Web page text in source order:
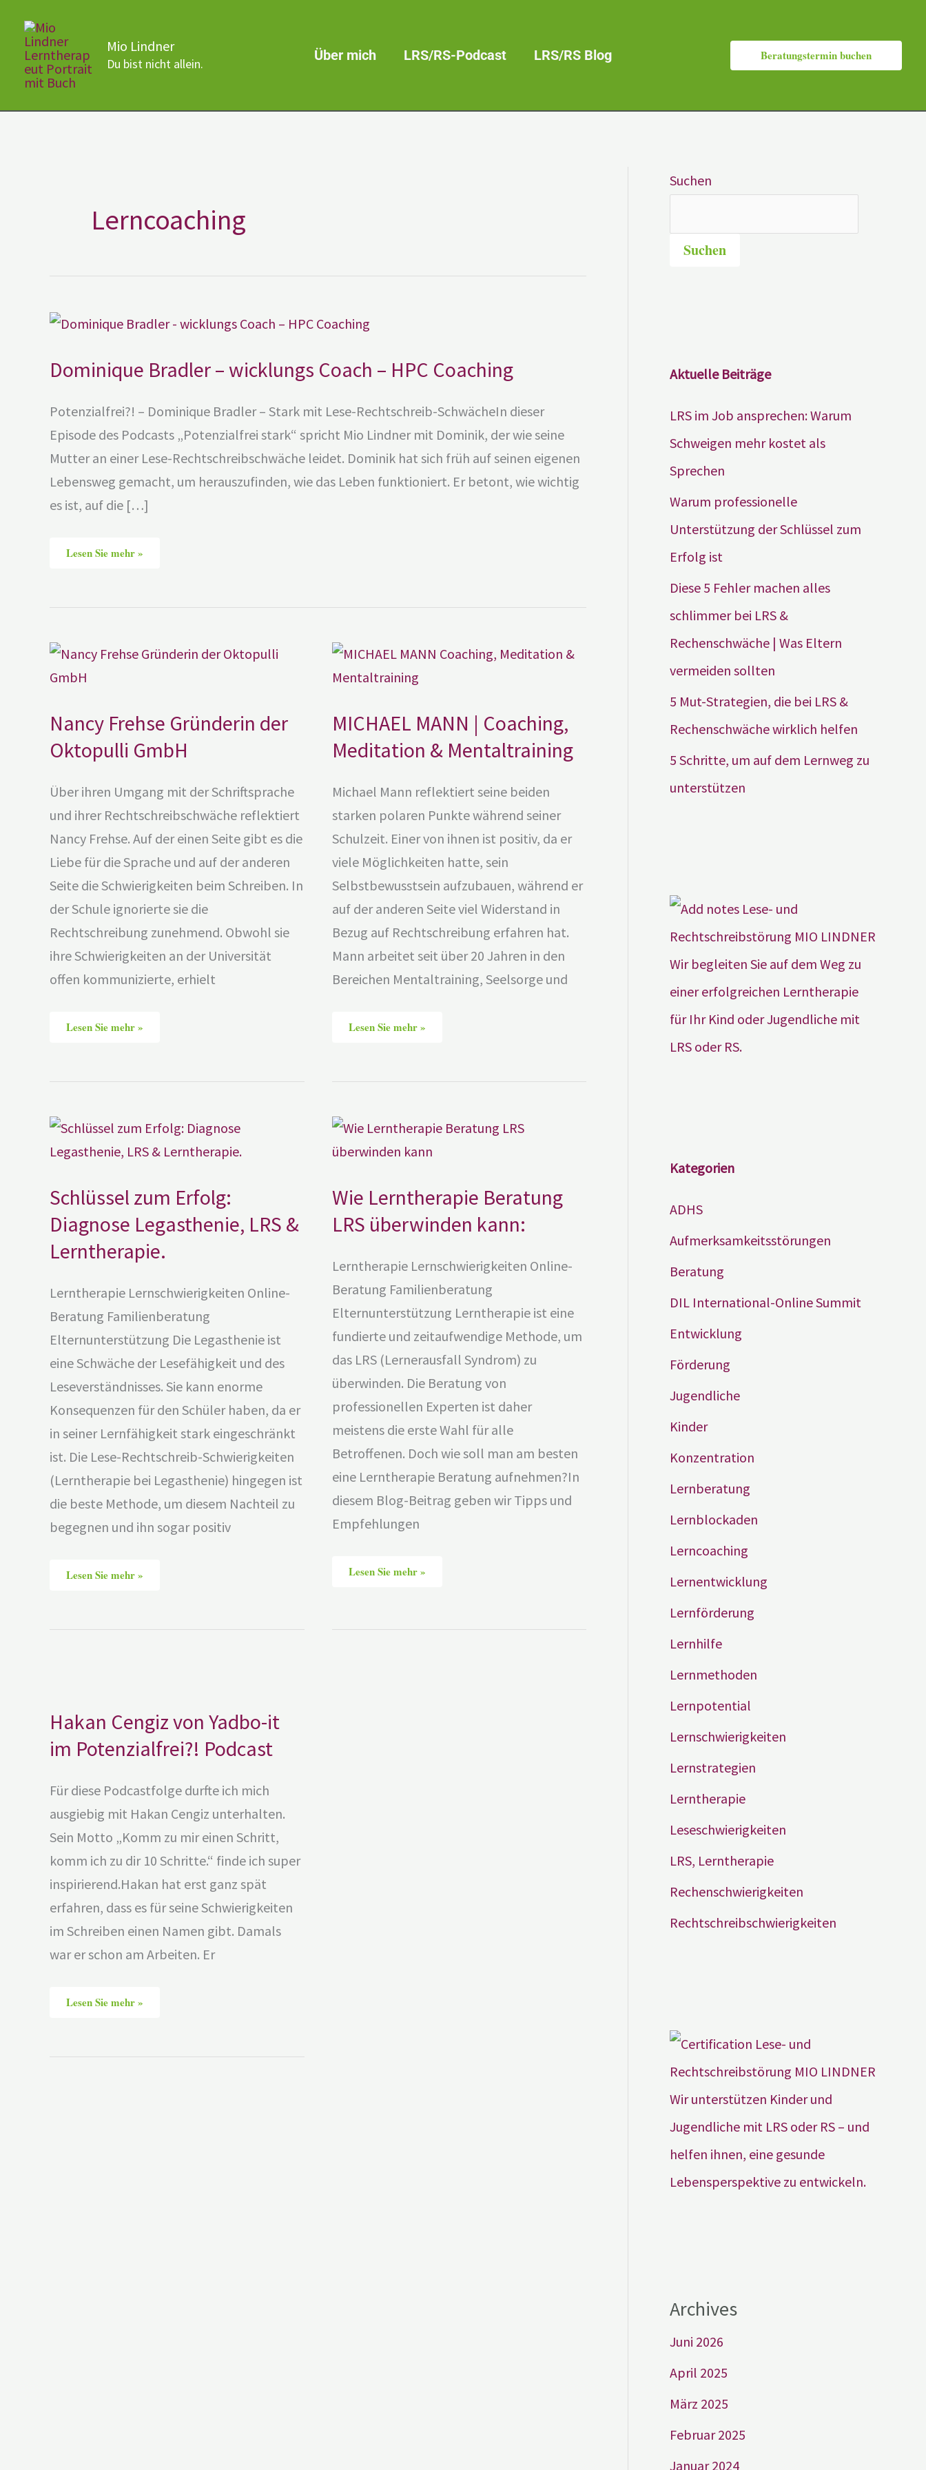
Inhalt
springen
Mio Lindner
Du bist nicht allein. Über mich LRS/RS-Podcast LRS/RS Blog Beratungstermin buchen
Lerncoaching
Dominique Bradler – wicklungs Coach – HPC Coaching
Potenzialfrei?! – Dominique Bradler – Stark mit Lese-Rechtschreib-SchwächeIn dieser
Episode des Podcasts „Potenzialfrei stark“ spricht Mio Lindner mit Dominik, der wie seine
Mutter an einer Lese-Rechtschreibschwäche leidet. Dominik hat sich früh auf seinen eigenen
Lebensweg gemacht, um herauszufinden, wie das Leben funktioniert. Er betont, wie wichtig
es ist, auf die […]
Bradler
–
HPC
Lesen Sie mehr »
Nancy Frehse Gründerin der
Oktopulli GmbH
Über ihren Umgang mit der Schriftsprache
und ihrer Rechtschreibschwäche reflektiert
Nancy Frehse. Auf der einen Seite gibt es die
Liebe für die Sprache und auf der anderen
Seite die Schwierigkeiten beim Schreiben. In
der Schule ignorierte sie die
Rechtschreibung zunehmend. Obwohl sie
ihre Schwierigkeiten an der Universität
offen kommunizierte, erhielt
Nancy
Frehse
der
Lesen Sie mehr »
MICHAEL MANN | Coaching,
Meditation & Mentaltraining
Michael Mann reflektiert seine beiden
starken polaren Punkte während seiner
Schulzeit. Einer von ihnen ist positiv, da er
viele Möglichkeiten hatte, sein
Selbstbewusstsein aufzubauen, während er
auf der anderen Seite viel Widerstand in
Bezug auf Rechtschreibung erfahren hat.
Mann arbeitet seit über 20 Jahren in den
Bereichen Mentaltraining, Seelsorge und
MICHAEL
MANN
Coaching,
Lesen Sie mehr »
Schlüssel zum Erfolg:
Diagnose Legasthenie, LRS &
Lerntherapie.
Lerntherapie Lernschwierigkeiten Online-
Beratung Familienberatung
Elternunterstützung Die Legasthenie ist
eine Schwäche der Lesefähigkeit und des
Leseverständnisses. Sie kann enorme
Konsequenzen für den Schüler haben, da er
in seiner Lernfähigkeit stark eingeschränkt
ist. Die Lese-Rechtschreib-Schwierigkeiten
(Lerntherapie bei Legasthenie) hingegen ist
die beste Methode, um diesem Nachteil zu
begegnen und ihn sogar positiv
Schlüssel
zum
Diagnose
Legasthenie,
Lerntherapie.
Lesen Sie mehr »
Wie Lerntherapie Beratung
LRS überwinden kann:
Lerntherapie Lernschwierigkeiten Online-
Beratung Familienberatung
Elternunterstützung Lerntherapie ist eine
fundierte und zeitaufwendige Methode, um
das LRS (Lernerausfall Syndrom) zu
überwinden. Die Beratung von
professionellen Experten ist daher
meistens die erste Wahl für alle
Betroffenen. Doch wie soll man am besten
eine Lerntherapie Beratung aufnehmen?In
diesem Blog-Beitrag geben wir Tipps und
Empfehlungen
Wie
Lerntherapie
LRS
Lesen Sie mehr »
Hakan Cengiz von Yadbo-it
im Potenzialfrei?! Podcast
Für diese Podcastfolge durfte ich mich
ausgiebig mit Hakan Cengiz unterhalten.
Sein Motto „Komm zu mir einen Schritt,
komm ich zu dir 10 Schritte.“ finde ich super
inspirierend.Hakan hat erst ganz spät
erfahren, dass es für seine Schwierigkeiten
im Schreiben einen Namen gibt. Damals
war er schon am Arbeiten. Er
im
Potenzialfrei?!
Podcast
Lesen Sie mehr »
Suchen
Suchen
Aktuelle Beiträge
LRS im Job ansprechen: Warum
Schweigen mehr kostet als
Sprechen
Warum professionelle
Unterstützung der Schlüssel zum
Erfolg ist
Diese 5 Fehler machen alles
schlimmer bei LRS &
Rechenschwäche | Was Eltern
vermeiden sollten
5 Mut-Strategien, die bei LRS &
Rechenschwäche wirklich helfen
5 Schritte, um auf dem Lernweg zu
unterstützen
Wir begleiten Sie auf dem Weg zu
einer erfolgreichen Lerntherapie
für Ihr Kind oder Jugendliche mit
LRS oder RS.
Kategorien
ADHS
Aufmerksamkeitsstörungen
Beratung
DIL International-Online Summit
Entwicklung
Förderung
Jugendliche
Kinder
Konzentration
Lernberatung
Lernblockaden
Lerncoaching
Lernentwicklung
Lernförderung
Lernhilfe
Lernmethoden
Lernpotential
Lernschwierigkeiten
Lernstrategien
Lerntherapie
Leseschwierigkeiten
LRS, Lerntherapie
Rechenschwierigkeiten
Rechtschreibschwierigkeiten
Wir unterstützen Kinder und
Jugendliche mit LRS oder RS – und
helfen ihnen, eine gesunde
Lebensperspektive zu entwickeln.
Archives
Juni 2026
April 2025
März 2025
Februar 2025
Januar 2024